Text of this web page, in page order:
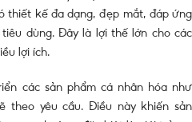
thiết kế đa dạng, đẹp mắt, đáp ứng
dùng. Đây là lợi thế lớn cho các
lợi ích.
các sản phẩm cá nhân hóa như
theo yêu cầu. Điều này khiến sản